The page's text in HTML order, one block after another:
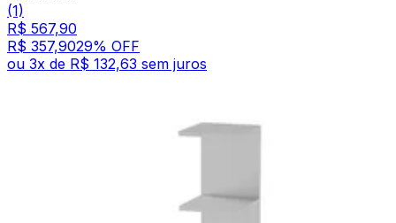
(1)
R$ 567,90
R$ 357,9029% OFF
ou 3x de R$ 132,63 sem juros